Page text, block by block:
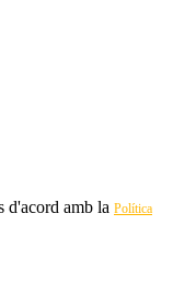
d'acord amb la Política